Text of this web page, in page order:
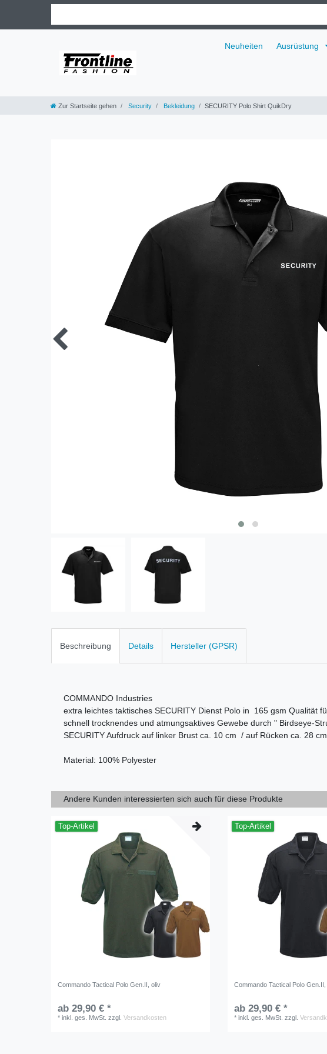
Neuheiten Ausrüstung
Zur Startseite gehen Security Bekleidung SECURITY Polo Shirt QuikDry
Beschreibung Details Hersteller (GPSR)
COMMANDO Industries
extra leichtes taktisches SECURITY Dienst Polo in 165 gsm Qualität
schnell trocknendes und atmungsaktives Gewebe durch " Birdseye-
SECURITY Aufdruck auf linker Brust ca. 10 cm / auf Rücken ca. 28 cm
Material: 100% Polyester
Andere Kunden interessierten sich auch für diese Produkte
Top-Artikel
Commando Tactical Polo Gen.II, oliv
ab 29,90 € *
*inkl. ges. MwSt. zzgl.Versandkosten
Top-Artikel
Commando Tactical Polo
ab 29,90 € *
*inkl. ges. MwSt. zzgl.